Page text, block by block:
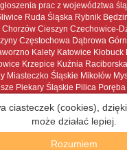
prac z województwa
Ruda Śląska Rybnik
Chorzów Cieszyn Czechowice-
Częstochowa Dąbrowa
Kalety Katowice Kłobuck
Krzepice Kuźnia
Miasteczko Śląskie Mikołów
Piekary Śląskie Pilica
Siewierz Skoczów Sławków
Szczyrk Świętochłowice
Wisła Wodzisław Śląski
Żory Żywiec
ciasteczek (cookies),
może działać lepiej.
Rozumiem